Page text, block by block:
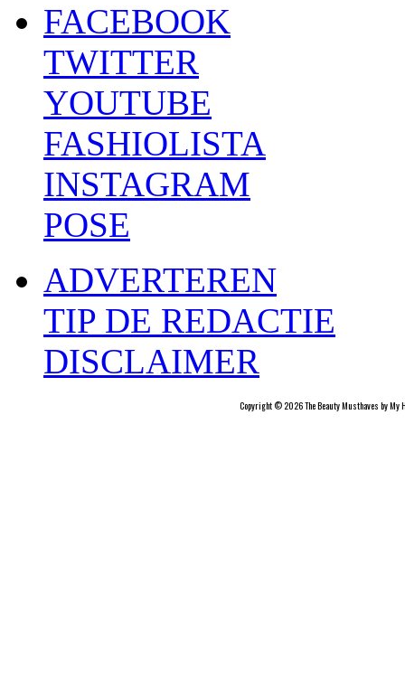
FACEBOOK
TWITTER
YOUTUBE
FASHIOLISTA
INSTAGRAM
POSE
ADVERTEREN
TIP DE REDACTIE
DISCLAIMER
Copyright © 2026 The Beauty Musthaves by My